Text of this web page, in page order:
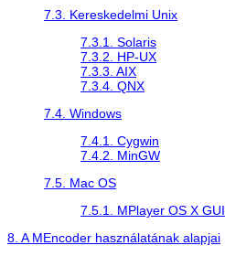
7.3. Kereskedelmi Unix
7.3.1. Solaris
7.3.2. HP-UX
7.3.3. AIX
7.3.4. QNX
7.4. Windows
7.4.1. Cygwin
7.4.2. MinGW
7.5. Mac OS
7.5.1. MPlayer OS X GUI
8. A MEncoder használatának alapjai